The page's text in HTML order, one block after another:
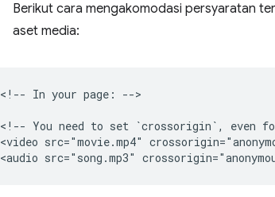
Berikut cara mengakomodasi persyaratan
aset media:
<!-- In your page: -->
<!-- You need to set `crossorigin`, even
<video src="movie.mp4"